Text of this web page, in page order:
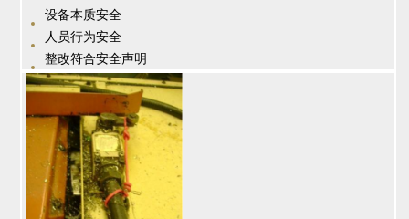
设备本质安全
人员行为安全
整改符合安全声明